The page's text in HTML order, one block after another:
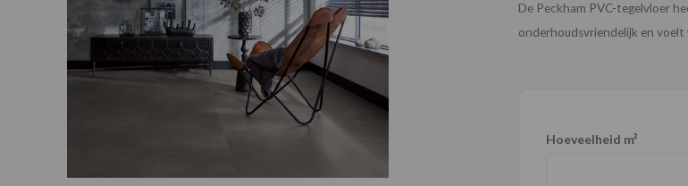
De Peckham PVC-tegelvloer
onderhoudsvriendelijk en voelt
Hoeveelheid m²